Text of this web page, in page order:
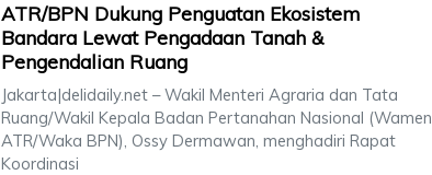
ATR/BPN Dukung Penguatan Ekosistem
Bandara Lewat Pengadaan Tanah &
Pengendalian Ruang
Jakarta|delidaily.net – Wakil Menteri Agraria dan Tata
Ruang/Wakil Kepala Badan Pertanahan Nasional (Wamen
ATR/Waka BPN), Ossy Dermawan, menghadiri Rapat
Koordinasi